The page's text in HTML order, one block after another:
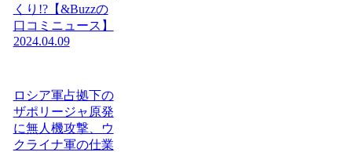
くり!?【&Buzzの
口コミニュース】
2024.04.09
ロシア軍占拠下の
ザポリージャ原発
に無人機攻撃、ウ
クライナ軍の仕業